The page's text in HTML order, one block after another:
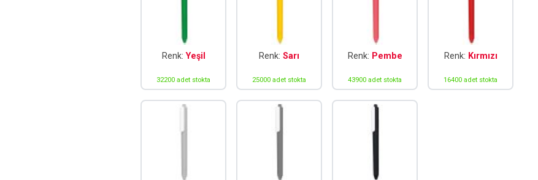
Renk:Yeşil
32200 adet stokta
Renk: Sarı
25000 adet stokta
Renk: Pembe
43900 adet stokta
Renk: Kırmızı
16400 adet stokta